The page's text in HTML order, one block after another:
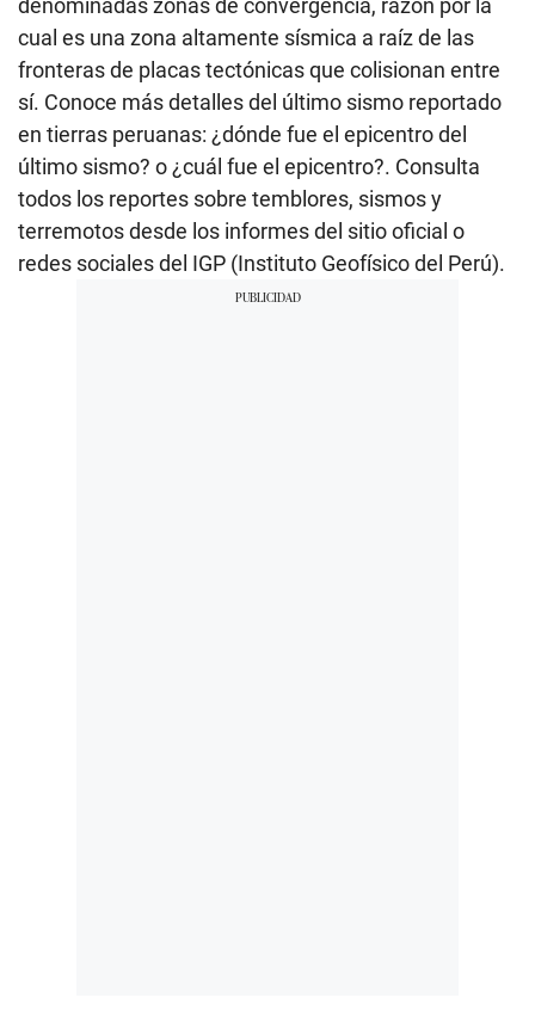
denominadas zonas de convergencia, razón por la
cual es una zona altamente sísmica a raíz de las
fronteras de placas tectónicas que colisionan entre
sí. Conoce más detalles del último sismo reportado
en tierras peruanas: ¿dónde fue el epicentro del
último sismo? o ¿cuál fue el epicentro?. Consulta
todos los reportes sobre temblores, sismos y
terremotos desde los informes del sitio oficial o
redes sociales del IGP (Instituto Geofísico del Perú).